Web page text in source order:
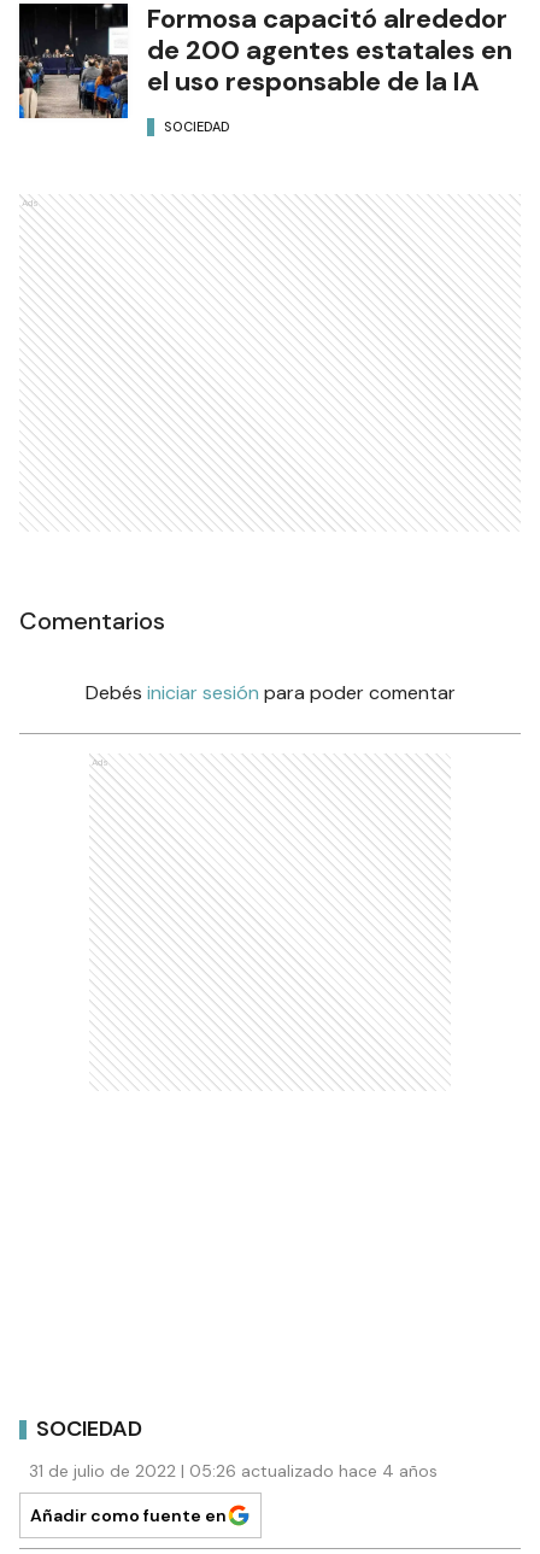
Formosa capacitó alrededor
de 200 agentes estatales en
el uso responsable de la IA
SOCIEDAD
Ads
Comentarios
Debés iniciar sesión para poder comentar
Ads
SOCIEDAD
31 de julio de 2022 | 05:26 actualizado hace 4 años
Añadir como fuente en